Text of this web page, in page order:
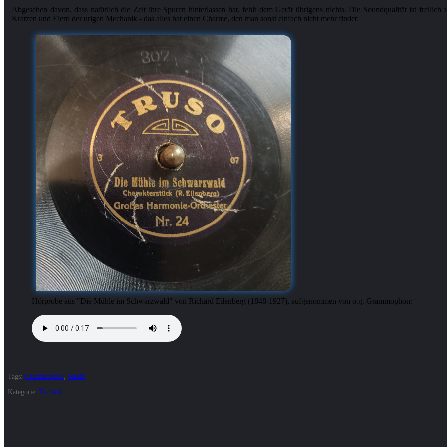
Abgesehen davon, dass natürlich die Zeit ihre Spuren hinterlassen hat, fehlt dem Gerät übrigens nichts. Die Soundqualität ist freilich
Hörprobe aus "Die Mühle im Schwarzwald" von Richard Eilenberg (1848-1927), aufgenommen von o.g. Grammophon:
Tags: Grammophon Musik
Kategorie: Technik